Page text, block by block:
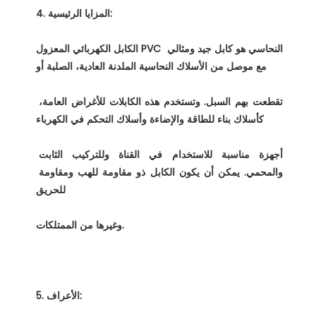
الكابل الكهربائي المعزول PVC النحاسي هو كابل جيد ومثالي
كأسلاك بناء للطاقة والإضاءة وأسلاك التحكم في الكهرباء